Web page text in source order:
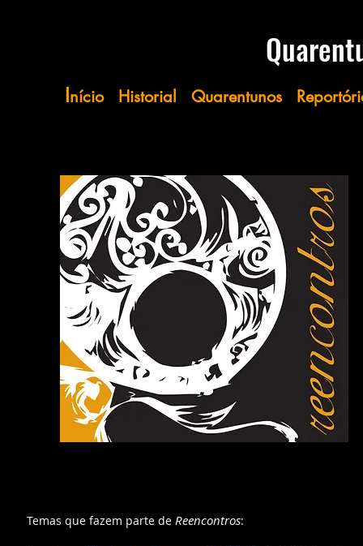
Início Historial Quarentunos
Temas que fazem parte de Reencontros: